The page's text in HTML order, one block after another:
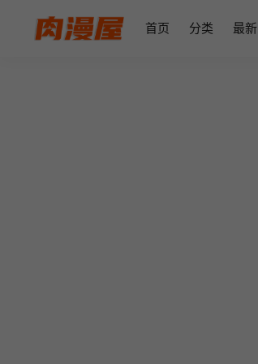
首页 分类 最新